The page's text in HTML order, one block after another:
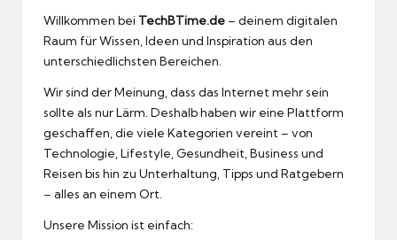
Willkommen bei TechBTime.de – deinem digitalen
Raum für Wissen, Ideen und Inspiration aus den
unterschiedlichsten Bereichen.
Wir sind der Meinung, dass das Internet mehr sein
sollte als nur Lärm. Deshalb haben wir eine Plattform
geschaffen, die viele Kategorien vereint – von
Technologie, Lifestyle, Gesundheit, Business und
Reisen bis hin zu Unterhaltung, Tipps und Ratgebern
– alles an einem Ort.
Unsere Mission ist einfach: